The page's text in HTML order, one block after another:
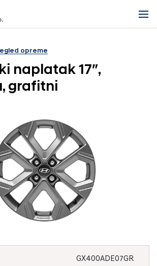
opreme
naplatak 17″,
grafitni
GX400ADE07GR